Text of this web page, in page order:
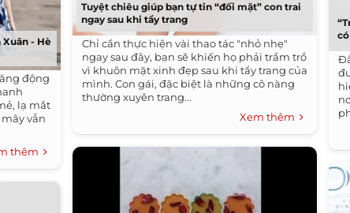
Xuân - Hè
động
lạ mắt
vẫn
thêm
Tuyệt chiêu giúp bạn tự tin “đối mặt” con trai
ngay sau khi tẩy trang
Chỉ cần thực hiện vài thao tác "nhỏ nhẹ"
ngay sau đây, bạn sẽ khiến họ phải trầm trồ
vì khuôn mặt xinh đẹp sau khi tẩy trang của
mình. Con gái, đặc biệt là những cô nàng
thường xuyên trang...
Xem thêm